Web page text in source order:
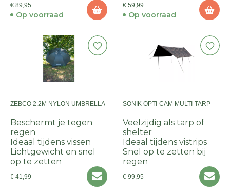
€ 89,95
Op voorraad
€ 59,99
Op voorraad
ZEBCO 2.2M NYLON UMBRELLA
Beschermt je tegen
regen
Ideaal tijdens vissen
Lichtgewicht en snel
op te zetten
€ 41,99
SONIK OPTI-CAM MULTI-TARP
Veelzijdig als tarp of
shelter
Ideaal tijdens vistrips
Snel op te zetten bij
regen
€ 99,95